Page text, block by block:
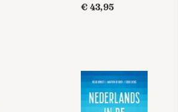
Revit 2025
€ 43,95